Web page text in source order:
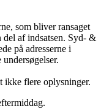
som bliver ransaget
del af indsatsen. Syd- &
på adresserne i
ikke flere oplysninger.